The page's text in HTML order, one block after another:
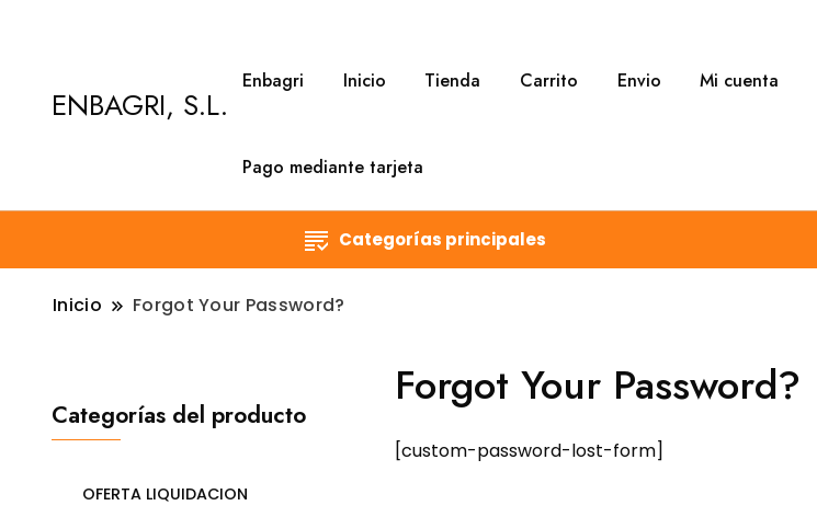
ENBAGRI, S.L.
Enbagri Inicio Tienda Carrito Envio Mi cuenta
Pago mediante tarjeta
Categorías principales
Inicio Forgot Your Password?
Forgot Your Password?
[custom-password-lost-form]
Categorías del producto
OFERTA LIQUIDACION